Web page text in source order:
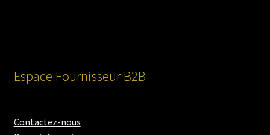
Espace Fournisseur B2B
Contactez-nous